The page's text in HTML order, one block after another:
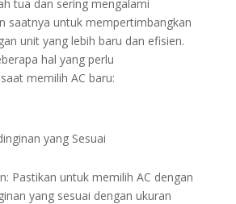
tua dan sering mengalami
saatnya untuk mempertimbangkan
unit yang lebih baru dan efisien.
hal yang perlu
memilih AC baru:
yang Sesuai
Pastikan untuk memilih AC dengan
yang sesuai dengan ukuran